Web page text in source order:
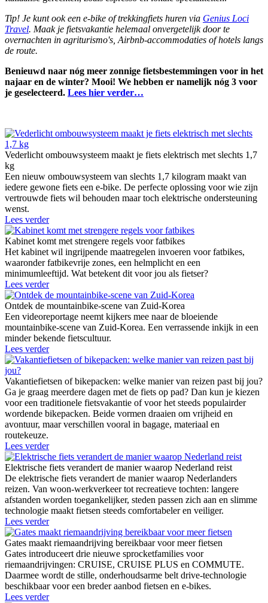
Tip! Je kunt ook een e-bike of trekkingfiets huren via Genius Loci
Travel. Maak je fietsvakantie helemaal onvergetelijk door te
overnachten in agriturismo's, Airbnb-accommodaties of hotels langs
de route.
Benieuwd naar nóg meer zonnige fietsbestemmingen voor in het
najaar en de winter? Mooi! We hebben er namelijk nóg 3 voor
je geselecteerd. Lees hier verder…
Vederlicht ombouwsysteem maakt je fiets elektrisch met slechts 1,7
kg
Een nieuw ombouwsysteem van slechts 1,7 kilogram maakt van
iedere gewone fiets een e-bike. De perfecte oplossing voor wie zijn
vertrouwde fiets wil behouden maar toch elektrische ondersteuning
wenst.
Lees verder
Kabinet komt met strengere regels voor fatbikes
Het kabinet wil ingrijpende maatregelen invoeren voor fatbikes,
waaronder fatbikevrije zones, een helmplicht en een
minimumleeftijd. Wat betekent dit voor jou als fietser?
Lees verder
Ontdek de mountainbike-scene van Zuid-Korea
Een videoreportage neemt kijkers mee naar de bloeiende
mountainbike-scene van Zuid-Korea. Een verrassende inkijk in een
minder bekende fietscultuur.
Lees verder
Vakantiefietsen of bikepacken: welke manier van reizen past bij jou?
Ga je graag meerdere dagen met de fiets op pad? Dan kun je kiezen
voor een traditionele fietsvakantie of voor het steeds populairder
wordende bikepacken. Beide vormen draaien om vrijheid en
avontuur, maar verschillen vooral in bagage, materiaal en
routekeuze.
Lees verder
Elektrische fiets verandert de manier waarop Nederland reist
De elektrische fiets verandert de manier waarop Nederlanders
reizen. Van woon-werkverkeer tot recreatieve tochten: langere
afstanden worden toegankelijker, steden passen zich aan en slimme
technologie maakt fietsen steeds comfortabeler en veiliger.
Lees verder
Gates maakt riemaandrijving bereikbaar voor meer fietsen
Gates introduceert drie nieuwe sprocketfamilies voor
riemaandrijvingen: CRUISE, CRUISE PLUS en COMMUTE.
Daarmee wordt de stille, onderhoudsarme belt drive-technologie
beschikbaar voor een breder aanbod fietsen en e-bikes.
Lees verder